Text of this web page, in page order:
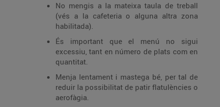
No mengis a la mateixa taula de treball
(vés a la cafeteria o alguna altra zona
habilitada).
És important que el menú no sigui
excessiu, tant en número de plats com en
quantitat.
Menja lentament i mastega bé, per tal de
reduir la possibilitat de patir flatulències o
aerofàgia.